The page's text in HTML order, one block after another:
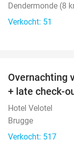
Dendermonde (8
Verkocht: 51
Overnachting
+ late check-
Hotel Velotel
Brugge
Verkocht: 517